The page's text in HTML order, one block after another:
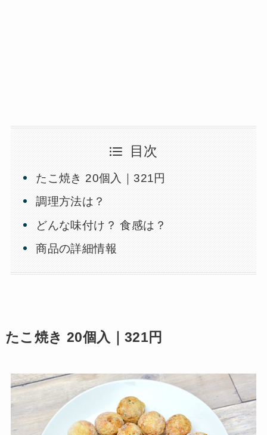
目次
たこ焼き 20個入｜321円
調理方法は？
どんな味付け？ 食感は？
商品の詳細情報
たこ焼き 20個入｜321円